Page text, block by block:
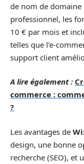
de nom de domaine
professionnel, les
10 € par mois et
telles que l’e-
support client
A lire également :
commerce :
?
Les avantages de
design, une bonne
recherche (SEO), et